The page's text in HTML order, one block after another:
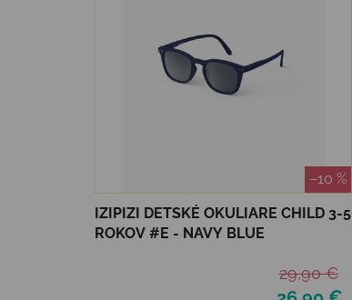
–10 %
IZIPIZI DETSKÉ OKULIARE CHILD 3-5
ROKOV #E - NAVY BLUE
29,90 €